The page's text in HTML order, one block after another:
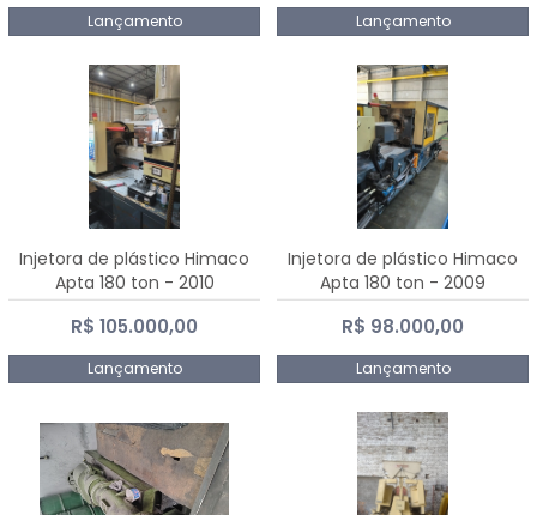
Lançamento Lançamento
Injetora de plástico Himaco
Apta 180 ton - 2010
R$ 105.000,00
Lançamento
Injetora de plástico Himaco
Apta 180 ton - 2009
R$ 98.000,00
Lançamento